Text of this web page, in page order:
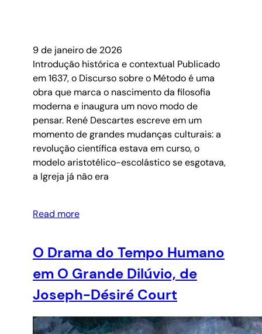
9 de janeiro de 2026
Introdução histórica e contextual Publicado
em 1637, o Discurso sobre o Método é uma
obra que marca o nascimento da filosofia
moderna e inaugura um novo modo de
pensar. René Descartes escreve em um
momento de grandes mudanças culturais: a
revolução científica estava em curso, o
modelo aristotélico-escolástico se esgotava,
a Igreja já não era
Read more
O Drama do Tempo Humano
em O Grande Dilúvio, de
Joseph-Désiré Court